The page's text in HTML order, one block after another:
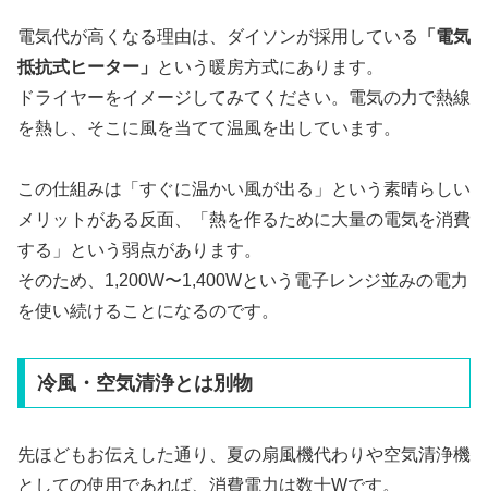
電気代が高くなる理由は、ダイソンが採用している
「電気
抵抗式ヒーター」
という暖房方式にあります。
ドライヤーをイメージしてみてください。電気の力で熱線
を熱し、そこに風を当てて温風を出しています。
この仕組みは「すぐに温かい風が出る」という素晴らしい
メリットがある反面、「熱を作るために大量の電気を消費
する」という弱点があります。
そのため、1,200W〜1,400Wという電子レンジ並みの電力
を使い続けることになるのです。
冷風・空気清浄とは別物
先ほどもお伝えした通り、夏の扇風機代わりや空気清浄機
としての使用であれば、消費電力は数十Wです。